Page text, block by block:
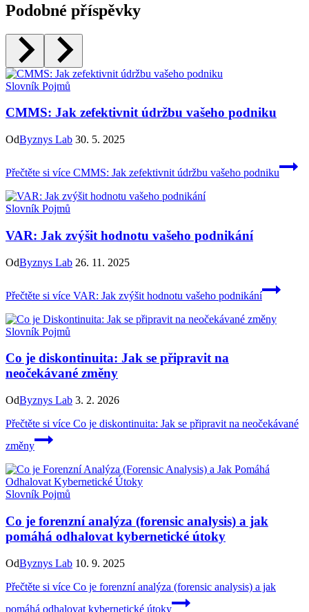
Podobné příspěvky
Slovník Pojmů
CMMS: Jak zefektivnit údržbu vašeho podniku
OdByznys Lab 30. 5. 2025
Přečtěte si více CMMS: Jak zefektivnit údržbu vašeho podniku
Slovník Pojmů
VAR: Jak zvýšit hodnotu vašeho podnikání
OdByznys Lab 26. 11. 2025
Přečtěte si více VAR: Jak zvýšit hodnotu vašeho podnikání
Slovník Pojmů
Co je diskontinuita: Jak se připravit na
neočekávané změny
OdByznys Lab 3. 2. 2026
Přečtěte si více Co je diskontinuita: Jak se připravit na neočekávané
změny
Slovník Pojmů
Co je forenzní analýza (forensic analysis) a jak
pomáhá odhalovat kybernetické útoky
OdByznys Lab 10. 9. 2025
Přečtěte si více Co je forenzní analýza (forensic analysis) a jak
pomáhá odhalovat kybernetické útoky